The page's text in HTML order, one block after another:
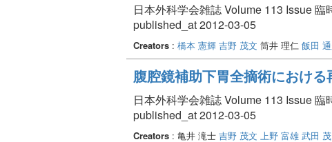
日本外科学会雑誌 Volume 113 Issue 臨
published_at 2012-03-05
Creators : 橋本 憲輝 吉野 茂文 筒井 理仁 飯田 通
腹腔鏡補助下胃全摘術における
日本外科学会雑誌 Volume 113 Issue 臨
published_at 2012-03-05
Creators : 亀井 滝士 吉野 茂文 上野 富雄 武田 茂